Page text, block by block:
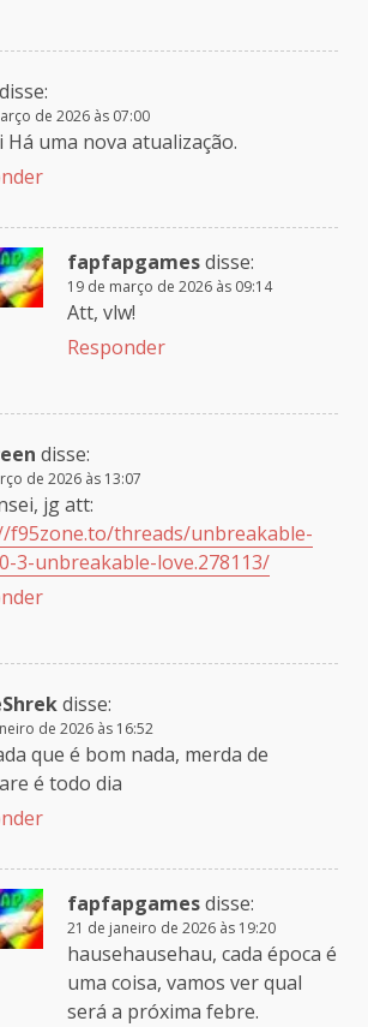
disse:
de 2026 às 07:00
Há uma nova atualização.
fapfapgamesdisse:
19 de março de 2026 às 09:14
Att, vlw!
Responder
disse:
de 2026 às 13:07
jg att:
f95zone.to/threads/unbreakable-
3-unbreakable-love.278113/
disse:
de 2026 às 16:52
que é bom nada, merda de
é todo dia
fapfapgamesdisse:
21 de janeiro de 2026 às 19:20
hausehausehau, cada época é
uma coisa, vamos ver qual
será a próxima febre.